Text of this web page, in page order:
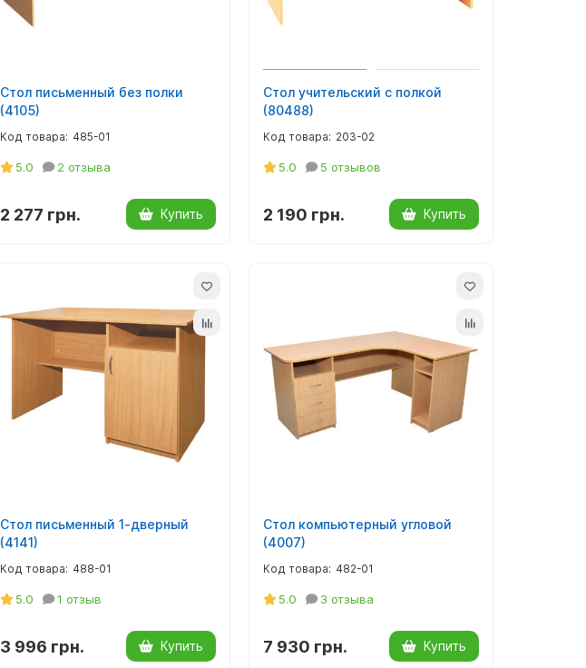
Стол письменный без полки
(4105)
485-01
5.0 2 отзыва
2 277 грн. Купить
Стол учительский с полкой
(80488)
203-02
5.0 5 отзывов
2 190 грн. Купить
Стол письменный 1-дверный
(4141)
488-01
5.0 1 отзыв
3 996 грн. Купить
Стол компьютерный угловой
(4007)
482-01
5.0 3 отзыва
7 930 грн. Купить